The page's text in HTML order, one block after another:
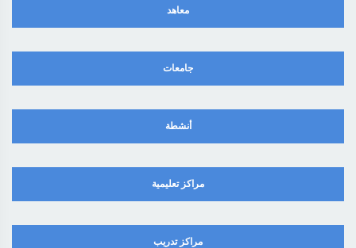
معاهد
جامعات
أنشطة
مراكز تعليمية
مراكز تدريب